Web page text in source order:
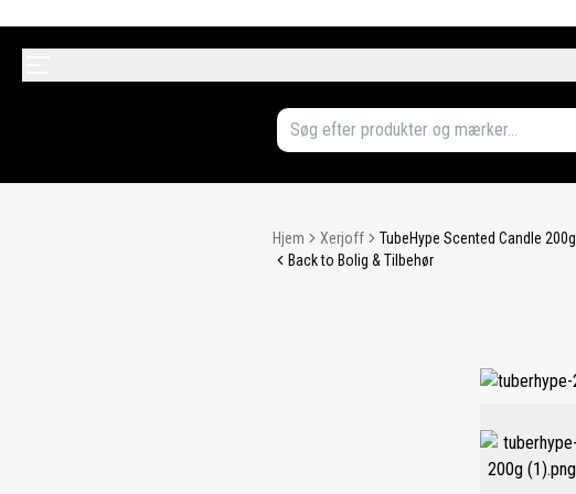
Hjem Xerjoff
TubeHype Scented Candle 200g
Back to Bolig & Tilbehør